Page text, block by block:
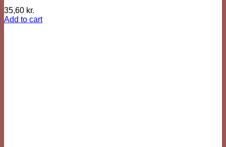
35,60 kr.
Add to cart